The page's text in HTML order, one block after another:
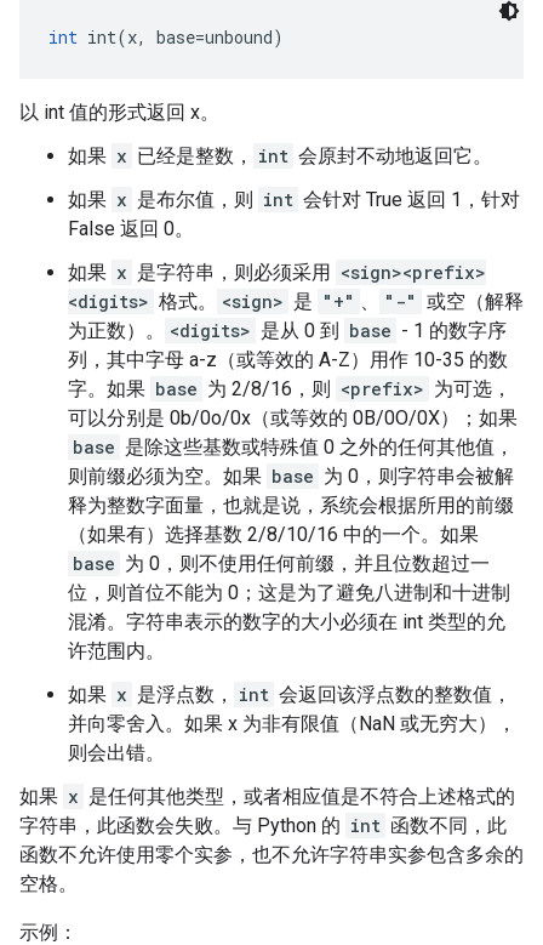
int int(x, base=unbound)
以 int 值的形式返回 x。
如果 x 已经是整数， int 会原封不动地返回它。
如果 x 是布尔值，则 int 会针对 True 返回 1，针对
False 返回 0。
如果 x 是字符串，则必须采用 <sign><prefix>
<digits> 格式。 <sign> 是 "+" 、 "-" 或空（解释
为正数）。
<digits> 是从 0 到 base - 1 的数字序
列，其中字母 a-z（或等效的 A-Z）用作 10-35 的数
字。如果 base 为 2/8/16，则 <prefix> 为可选，
可以分别是 0b/0o/0x（或等效的 0B/0O/0X）；如果
base 是除这些基数或特殊值 0 之外的任何其他值，
则前缀必须为空。如果 base 为 0，则字符串会被解
释为整数字面量，也就是说，系统会根据所用的前缀
（如果有）选择基数 2/8/10/16 中的一个。如果
base 为 0，则不使用任何前缀，并且位数超过一
位，则首位不能为 0；这是为了避免八进制和十进制
混淆。字符串表示的数字的大小必须在 int 类型的允
许范围内。
如果 x 是浮点数， int 会返回该浮点数的整数值，
并向零舍入。如果 x 为非有限值（NaN 或无穷大），
则会出错。
如果 x 是任何其他类型，或者相应值是不符合上述格式的
字符串，此函数会失败。与 Python 的 int 函数不同，此
函数不允许使用零个实参，也不允许字符串实参包含多余的
空格。
示例：